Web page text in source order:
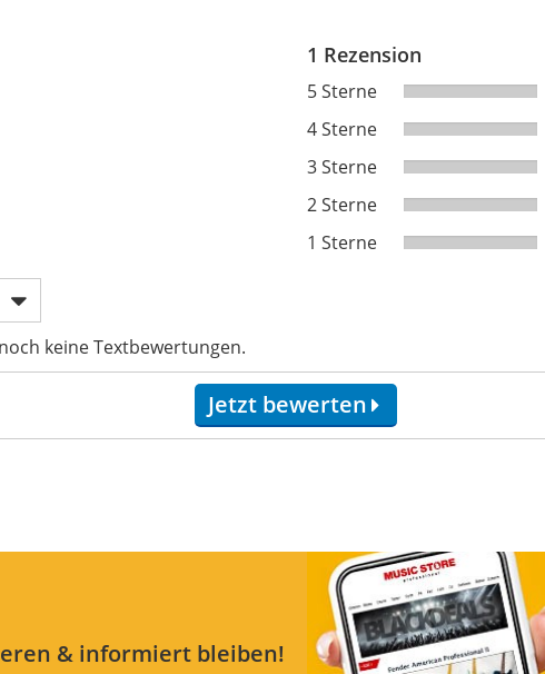
1 Rezension
5 Sterne
4 Sterne
3 Sterne
2 Sterne
1 Sterne
keine Textbewertungen.
Jetzt bewerten
& informiert bleiben!